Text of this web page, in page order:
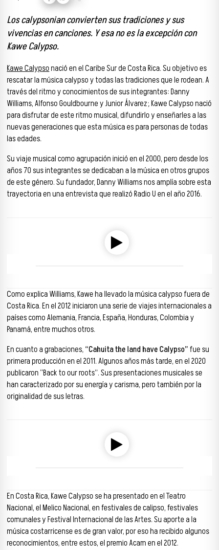
Los calypsonian convierten sus tradiciones y sus
vivencias en canciones. Y esa no es la excepción con
Kawe Calypso.
Kawe Calypsonació en el Caribe Sur de Costa Rica. Su objetivo es
rescatar la música calypso y todas las tradiciones que le rodean. A
través del ritmo y conocimientos de sus integrantes: Danny
Williams, Alfonso Gouldbourne y Junior Álvarez; Kawe Calypso nació
para disfrutar de este ritmo musical, difundirlo y enseñarles a las
nuevas generaciones que esta música es para personas de todas
las edades.
Su viaje musical como agrupación inició en el 2000, pero desde los
años 70 sus integrantes se dedicaban a la música en otros grupos
de este género. Su fundador, Danny Williams nos amplía sobre esta
trayectoria en una entrevista que realizó Radio U en el año 2016.
Como explica Williams, Kawe ha llevado la música calypso fuera de
Costa Rica. En el 2012 iniciaron una serie de viajes internacionales a
países como Alemania, Francia, España, Honduras, Colombia y
Panamá, entre muchos otros.
En cuanto a grabaciones, “Cahuita the land have Calypso”fue su
primera producción en el 2011. Algunos años más tarde, en el 2020
publicaron “Back to our roots”. Sus presentaciones musicales se
han caracterizado por su energía y carisma, pero también por la
originalidad de sus letras.
En Costa Rica, Kawe Calypso se ha presentado en el Teatro
Nacional, el Melico Nacional, en festivales de calipso, festivales
comunales y Festival Internacional de las Artes. Su aporte a la
música costarricense es de gran valor, por eso ha recibido algunos
reconocimientos, entre estos, el premio Acam en el 2012.